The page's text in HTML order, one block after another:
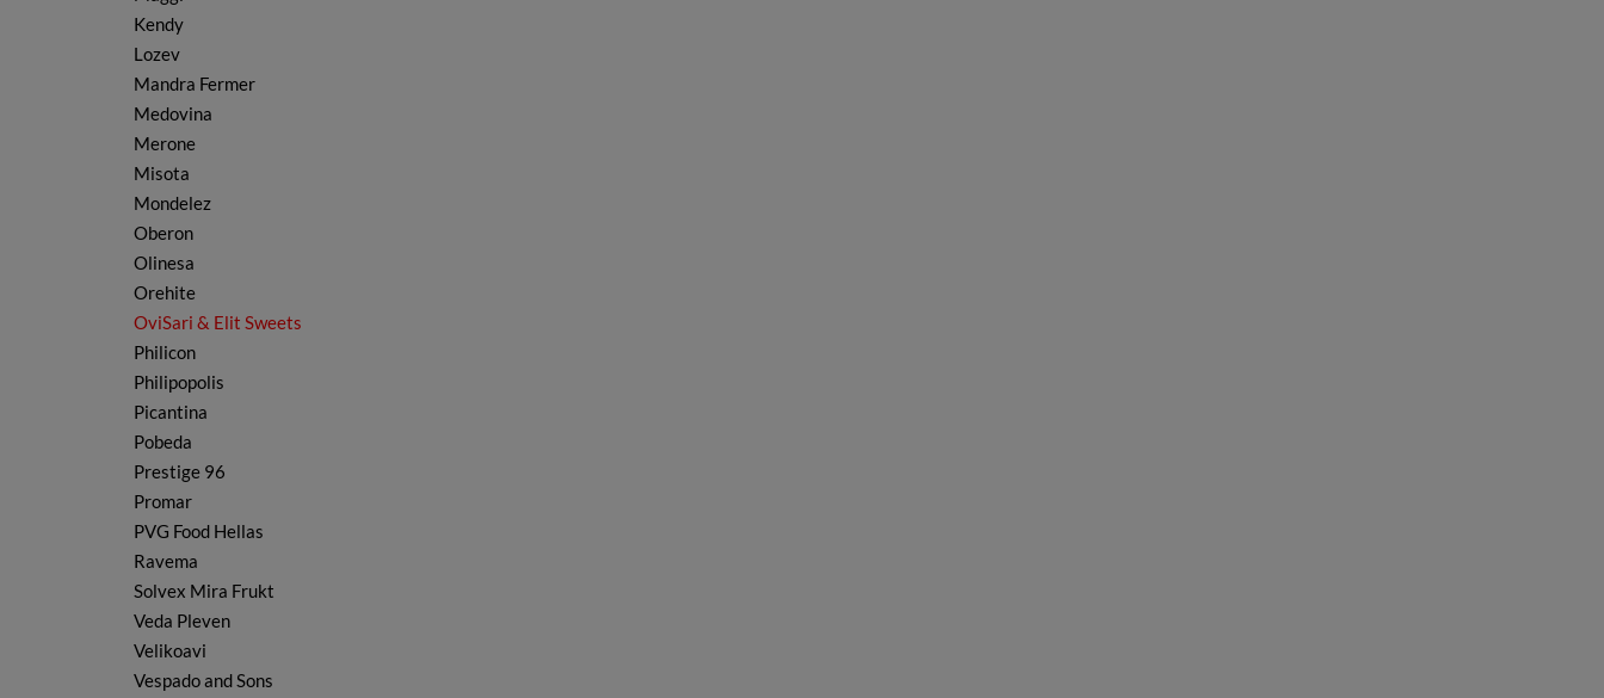
Kendy
Lozev
Mandra Fermer
Medovina
Merone
Misota
Mondelez
Oberon
Olinesa
Orehite
OviSari & Elit Sweets
Philicon
Philipopolis
Picantina
Pobeda
Prestige 96
Promar
PVG Food Hellas
Ravema
Solvex Mira Frukt
Veda Pleven
Velikoavi
Vespado and Sons